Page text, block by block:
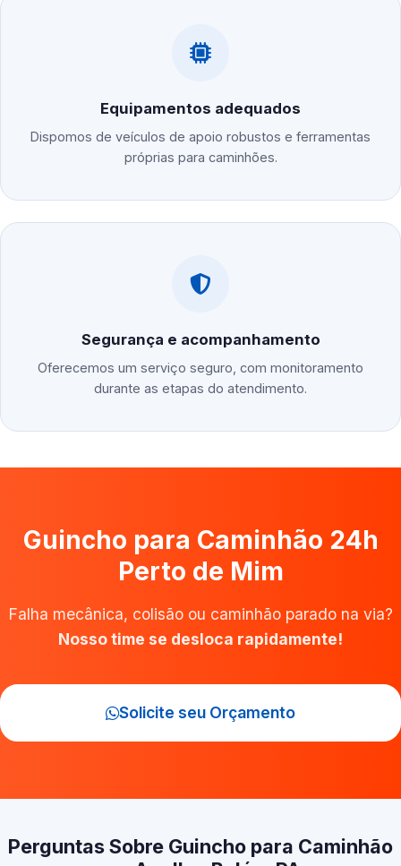
Equipamentos adequados
Dispomos de veículos de apoio robustos e ferramentas
próprias para caminhões.
Segurança e acompanhamento
Oferecemos um serviço seguro, com monitoramento
durante as etapas do atendimento.
Guincho para Caminhão 24h
Perto de Mim
Falha mecânica, colisão ou caminhão parado na via?
Nosso time se desloca rapidamente!
Solicite seu Orçamento
Perguntas Sobre Guincho para Caminhão